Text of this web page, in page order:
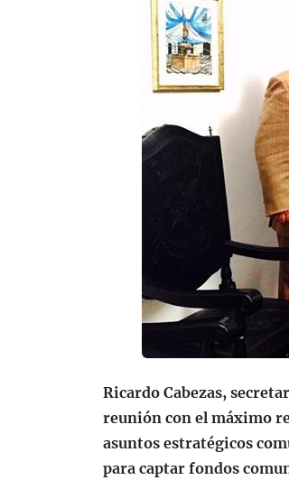
Ricardo Cabezas,
reunión con el máximo
asuntos estratégicos
para captar fondos